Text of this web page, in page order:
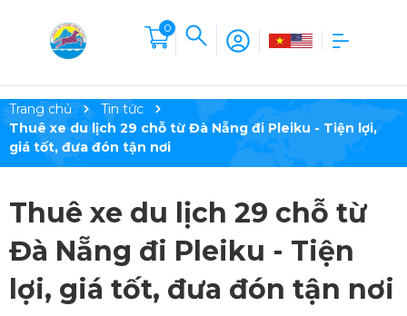
0
Trang chủ
Tin tức
Thuê xe du lịch 29 chỗ từ Đà Nẵng đi Pleiku - Tiện lợi,
giá tốt, đưa đón tận nơi
Thuê xe du lịch 29 chỗ từ
Đà Nẵng đi Pleiku - Tiện
lợi, giá tốt, đưa đón tận nơi